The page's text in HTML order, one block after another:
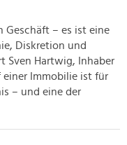
Geschäft – es ist eine
Diskretion und
Sven Hartwig, Inhaber
einer Immobilie ist für
– und eine der